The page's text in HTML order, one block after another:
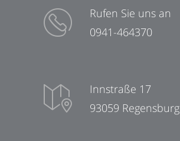
Rufen Sie uns an
0941-464370
Innstraße 17
93059 Regensburg